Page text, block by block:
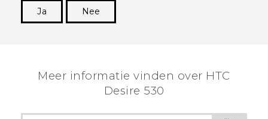
Ja
Nee
Meer informatie vinden over HTC
Desire 530